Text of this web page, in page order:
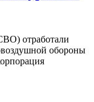
отработали
обороны